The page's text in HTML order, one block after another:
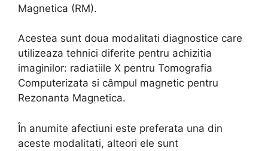
Magnetica (RM).
Acestea sunt doua modalitati diagnostice care
utilizeaza tehnici diferite pentru achizitia
imaginilor: radiatiile X pentru Tomografia
Computerizata si câmpul magnetic pentru
Rezonanta Magnetica.
În anumite afectiuni este preferata una din
aceste modalitati, alteori ele sunt